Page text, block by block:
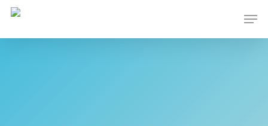
Skip
content